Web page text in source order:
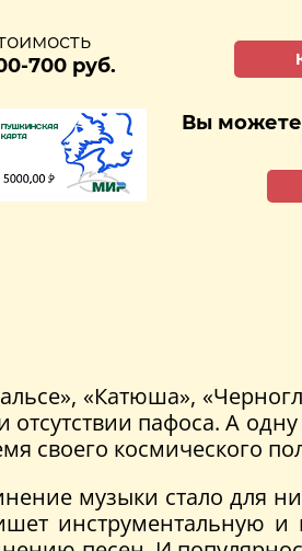
700 руб.
Вы
«Катюша»,
пафоса. А
своего космического
музыки стало для
инструментальную